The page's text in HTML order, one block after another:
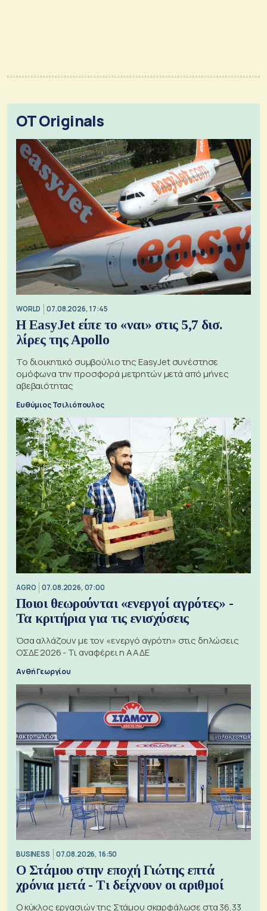
OT Originals
WORLD 07.08.2026, 17:45
Η EasyJet είπε το «ναι» στις 5,7 δισ.
λίρες της Apollo
Το διοικητικό συμβούλιο της EasyJet συνέστησε
ομόφωνα την προσφορά μετρητών μετά από μήνες
αβεβαιότητας
Ευθύμιος Τσιλιόπουλος
AGRO 07.08.2026, 07:00
Ποιοι θεωρούνται «ενεργοί αγρότες» -
Τα κριτήρια για τις ενισχύσεις
Όσα αλλάζουν με τον «ενεργό αγρότη» στις δηλώσεις
ΟΣΔΕ 2026 - Τι αναφέρει η ΑΑΔΕ
Ανθή Γεωργίου
BUSINESS 07.08.2026, 16:50
Ο Στάμου στην εποχή Γιώτης επτά
χρόνια μετά - Τι δείχνουν οι αριθμοί
Ο κύκλος εργασιών της Στάμου σκαρφάλωσε στα 36,33